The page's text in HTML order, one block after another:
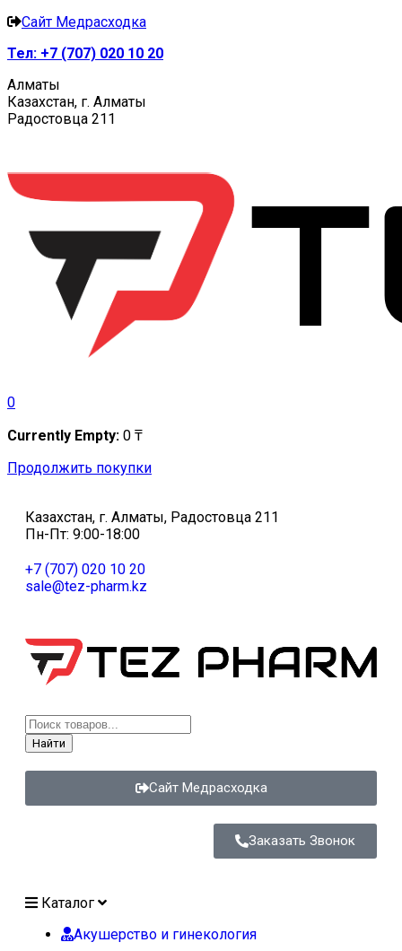
Сайт Медрасходка
Тел: +7 (707) 020 10 20
Алматы
Казахстан, г. Алматы
Радостовца 211
0
Currently Empty: 0 ₸
Продолжить покупки
Казахстан, г. Алматы, Радостовца 211
Пн-Пт: 9:00-18:00
+7 (707) 020 10 20
sale@tez-pharm.kz
Найти
Сайт Медрасходка
Заказать Звонок
Каталог
Акушерство и гинекология